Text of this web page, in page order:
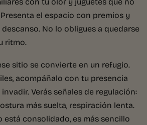
el espacio con premios y
No lo obligues a quedarse
ritmo.
sitio se convierte en un refugio.
acompáñalo con tu presencia
Verás señales de regulación:
más suelta, respiración lenta.
está consolidado, es más sencillo